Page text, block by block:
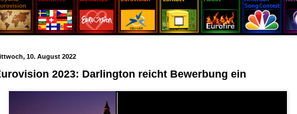
10. August 2022
2023: Darlington reicht Bewerbung ein